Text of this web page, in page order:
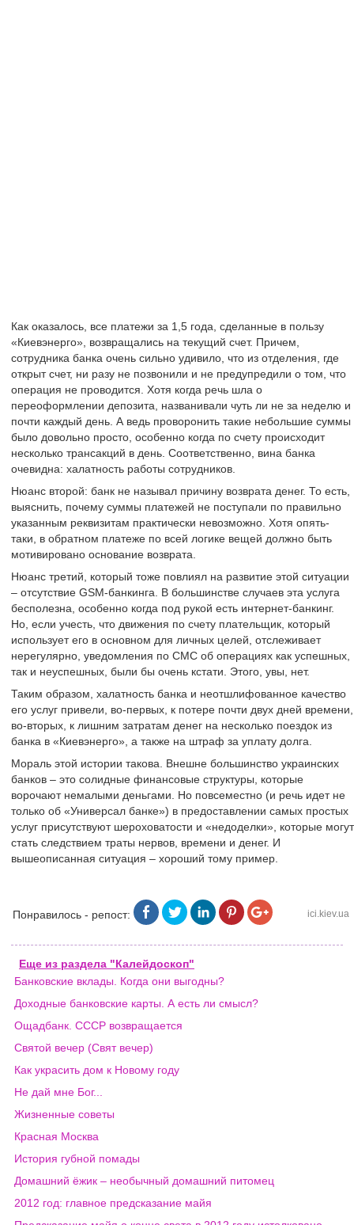
Как оказалось, все платежи за 1,5 года, сделанные в пользу
«Киевэнерго», возвращались на текущий счет. Причем,
сотрудника банка очень сильно удивило, что из отделения, где
открыт счет, ни разу не позвонили и не предупредили о том, что
операция не проводится. Хотя когда речь шла о
переоформлении депозита, названивали чуть ли не за неделю и
почти каждый день. А ведь проворонить такие небольшие суммы
было довольно просто, особенно когда по счету происходит
несколько трансакций в день. Соответственно, вина банка
очевидна: халатность работы сотрудников.
Нюанс второй: банк не называл причину возврата денег. То есть,
выяснить, почему суммы платежей не поступали по правильно
указанным реквизитам практически невозможно. Хотя опять-
таки, в обратном платеже по всей логике вещей должно быть
мотивировано основание возврата.
Нюанс третий, который тоже повлиял на развитие этой ситуации
– отсутствие GSM-банкинга. В большинстве случаев эта услуга
бесполезна, особенно когда под рукой есть интернет-банкинг.
Но, если учесть, что движения по счету плательщик, который
использует его в основном для личных целей, отслеживает
нерегулярно, уведомления по СМС об операциях как успешных,
так и неуспешных, были бы очень кстати. Этого, увы, нет.
Таким образом, халатность банка и неотшлифованное качество
его услуг привели, во-первых, к потере почти двух дней времени,
во-вторых, к лишним затратам денег на несколько поездок из
банка в «Киевэнерго», а также на штраф за уплату долга.
Мораль этой истории такова. Внешне большинство украинских
банков – это солидные финансовые структуры, которые
ворочают немалыми деньгами. Но повсеместно (и речь идет не
только об «Универсал банке») в предоставлении самых простых
услуг присутствуют шероховатости и «недоделки», которые могут
стать следствием траты нервов, времени и денег. И
вышеописанная ситуация – хороший тому пример.
Понравилось - репост: ici.kiev.ua
Еще из раздела "Калейдоскоп"
Банковские вклады. Когда они выгодны?
Доходные банковские карты. А есть ли смысл?
Ощадбанк. СССР возвращается
Святой вечер (Свят вечер)
Как украсить дом к Новому году
Не дай мне Бог...
Жизненные советы
Красная Москва
История губной помады
Домашний ёжик – необычный домашний питомец
2012 год: главное предсказание майя